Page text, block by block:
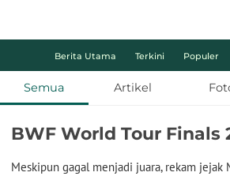
Berita Utama Terkini Populer
Semua Artikel
BWF World Tour Finals
Meskipun gagal menjadi juara, rekam jejak